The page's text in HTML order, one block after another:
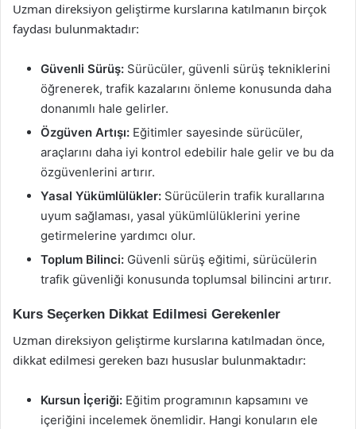
Uzman direksiyon geliştirme kurslarına katılmanın birçok
faydası bulunmaktadır:
Güvenli Sürüş: Sürücüler, güvenli sürüş tekniklerini
öğrenerek, trafik kazalarını önleme konusunda daha
donanımlı hale gelirler.
Özgüven Artışı: Eğitimler sayesinde sürücüler,
araçlarını daha iyi kontrol edebilir hale gelir ve bu da
özgüvenlerini artırır.
Yasal Yükümlülükler: Sürücülerin trafik kurallarına
uyum sağlaması, yasal yükümlülüklerini yerine
getirmelerine yardımcı olur.
Toplum Bilinci: Güvenli sürüş eğitimi, sürücülerin
trafik güvenliği konusunda toplumsal bilincini artırır.
Kurs Seçerken Dikkat Edilmesi Gerekenler
Uzman direksiyon geliştirme kurslarına katılmadan önce,
dikkat edilmesi gereken bazı hususlar bulunmaktadır:
Kursun İçeriği: Eğitim programının kapsamını ve
içeriğini incelemek önemlidir. Hangi konuların ele